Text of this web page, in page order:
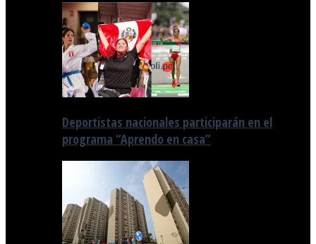
Deportistas nacionales participarán en el
programa “Aprendo en casa”